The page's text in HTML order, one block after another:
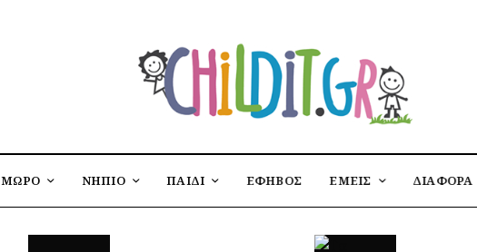
ΜΩΡΟ ΝΗΠΙΟ ΠΑΙΔΙ ΕΦΗΒΟΣ ΕΜΕΙΣ ΔΙΑΦΟΡΑ